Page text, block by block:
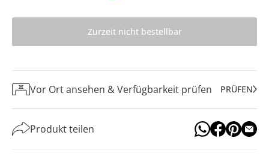
Zurzeit nicht bestellbar
Vor Ort ansehen & Verfügbarkeit prüfen PRÜFEN
Produkt teilen